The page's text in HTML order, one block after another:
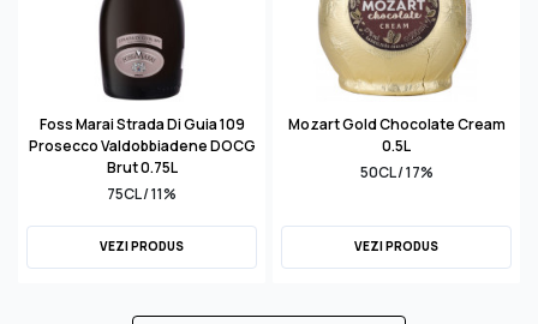
Foss Marai Strada Di Guia 109
Prosecco Valdobbiadene DOCG
Brut 0.75L
75CL / 11%
VEZI PRODUS
Mozart Gold Chocolate Cream
0.5L
50CL / 17%
VEZI PRODUS